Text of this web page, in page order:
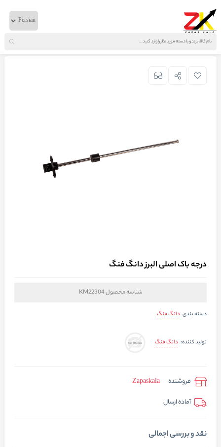
خانه لوازم برقی دانگ فنگ
درجه باک اصلی البرز دانگ فنگ
شناسه محصولKM22304
دسته بندی دانگ فنگ
تولید کننده: دانگ فنگ
فروشنده
Zapaskala
آماده ارسال
نقد و بررسی اجمالی